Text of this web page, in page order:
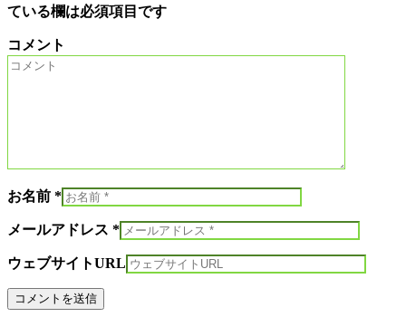
ている欄は必須項目です
コメント
お名前 *
メールアドレス *
ウェブサイトURL